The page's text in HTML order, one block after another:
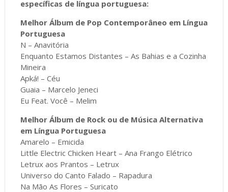
específicas de língua portuguesa:
Melhor Álbum de Pop Contemporâneo em Língua
Portuguesa
N – Anavitória
Enquanto Estamos Distantes – As Bahias e a Cozinha
Mineira
Apká! – Céu
Guaia – Marcelo Jeneci
Eu Feat. Você – Melim
Melhor Álbum de Rock ou de Música Alternativa
em Língua Portuguesa
Amarelo – Emicida
Little Electric Chicken Heart – Ana Frango Elétrico
Letrux aos Prantos – Letrux
Universo do Canto Falado – Rapadura
Na Mão As Flores – Suricato